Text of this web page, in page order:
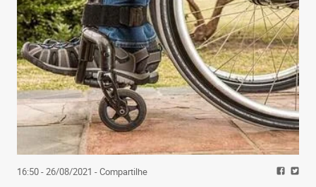
16:50 - 26/08/2021 - Compartilhe